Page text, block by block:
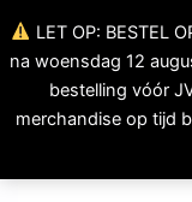
LET OP: BESTEL
na woensdag 12
bestelling vóór
merchandise op tijd
naar
de
inhoud